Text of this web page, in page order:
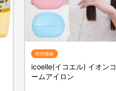
特別価格
icoelle(イコエル) イオンコ
ームアイロン